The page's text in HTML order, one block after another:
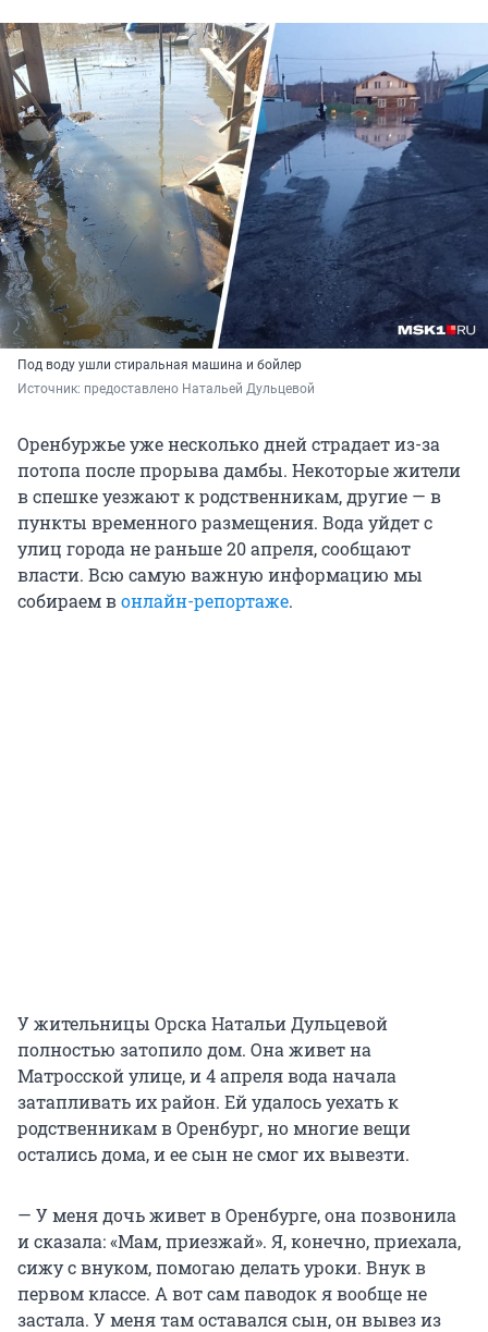
Под воду ушли стиральная машина и бойлер
Источник: предоставлено Натальей Дульцевой
Оренбуржье уже несколько дней страдает из-за
потопа после прорыва дамбы. Некоторые жители
в спешке уезжают к родственникам, другие — в
пункты временного размещения. Вода уйдет с
улиц города не раньше 20 апреля, сообщают
власти. Всю самую важную информацию мы
собираем вонлайн-репортаже.
У жительницы Орска Натальи Дульцевой
полностью затопило дом. Она живет на
Матросской улице, и 4 апреля вода начала
затапливать их район. Ей удалось уехать к
родственникам в Оренбург, но многие вещи
остались дома, и ее сын не смог их вывезти.
— У меня дочь живет в Оренбурге, она позвонила
и сказала: «Мам, приезжай». Я, конечно, приехала,
сижу с внуком, помогаю делать уроки. Внук в
первом классе. А вот сам паводок я вообще не
застала. У меня там оставался сын, он вывез из